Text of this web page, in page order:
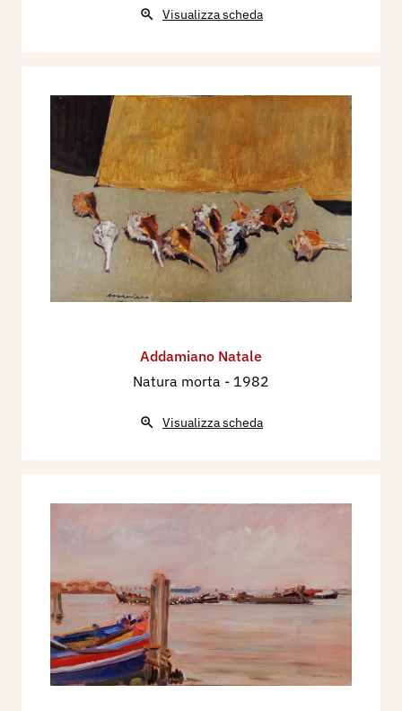
Visualizza scheda
Addamiano Natale
Natura morta - 1982
Visualizza scheda